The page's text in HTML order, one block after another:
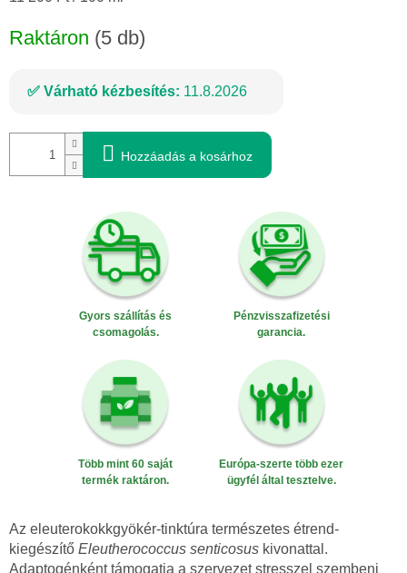
Raktáron (5 db)
Várható kézbesítés: 11.8.2026
Hozzáadás a kosárhoz
Gyors szállítás és
csomagolás.
Pénzvisszafizetési
garancia.
Több mint 60 saját
termék raktáron.
Európa-szerte több ezer
ügyfél által tesztelve.
Az eleuterokokkgyökér-tinktúra természetes étrend-
kiegészítő Eleutherococcus senticosus kivonattal.
Adaptogénként támogatja a szervezet stresszel szembeni